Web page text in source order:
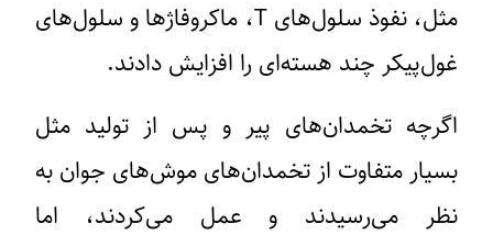
مثل، نفوذ سلول‌های T، ماکروفاژها و سلول‌های
غول‌پیکر چند هسته‌ای را افزایش دادند.
اگرچه تخمدان‌های پیر و پس از تولید مثل
بسیار متفاوت از تخمدان‌های موش‌های جوان به
نظر می‌رسیدند و عمل می‌کردند، اما